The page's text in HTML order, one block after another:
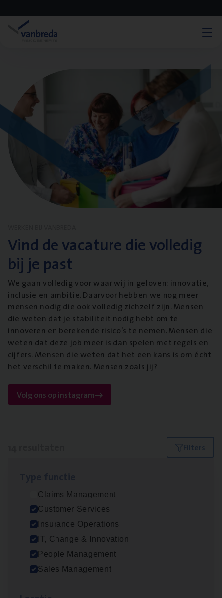
Vind de vacature die volledig
bij je past
We gaan volledig voor waar wij in geloven: innovatie,
inclusie en ambitie. Daarvoor hebben we nog meer
mensen nodig die ook volledig zichzelf zijn. Mensen
die weten dat je stabiliteit nodig hebt om te
innoveren en berekende risico’s te nemen. Mensen die
weten dat deze job meer is dan spelen met regels en
cijfers. Mensen die weten dat het een kans is om écht
het verschil te maken. Mensen zoals jij?
Volg ons op instagram
Filters
Claims Management
Customer Services
Insurance Operations
IT, Change & Innovation
People Management
Sales Management
Test Ana­lyst
IT, Change & Innovation
Antwerpen
Busi­ness Analyst